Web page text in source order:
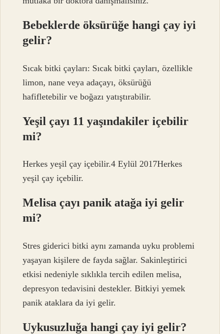
Bebeklerde öksürüğe hangi çay iyi
gelir?
Sıcak bitki çayları: Sıcak bitki çayları, özellikle
limon, nane veya adaçayı, öksürüğü
hafifletebilir ve boğazı yatıştırabilir.
Yeşil çayı 11 yaşındakiler içebilir
mi?
Herkes yeşil çay içebilir.4 Eylül 2017Herkes
yeşil çay içebilir.
Melisa çayı panik atağa iyi gelir
mi?
Stres giderici bitki aynı zamanda uyku problemi
yaşayan kişilere de fayda sağlar. Sakinleştirici
etkisi nedeniyle sıklıkla tercih edilen melisa,
depresyon tedavisini destekler. Bitkiyi yemek
panik ataklara da iyi gelir.
Uykusuzluğa hangi çay iyi gelir?